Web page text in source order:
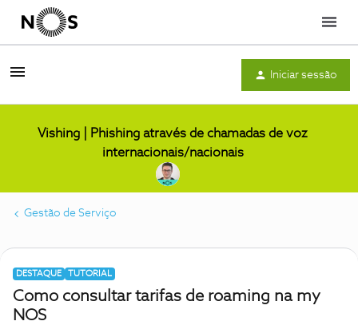
Menu
Iniciar sessão
Vishing | Phishing através de chamadas de voz
internacionais/nacionais
Gestão de Serviço
DESTAQUE TUTORIAL
Como consultar tarifas de roaming na my
NOS